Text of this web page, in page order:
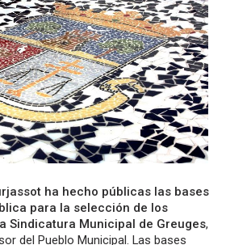
ha hecho públicas las bases
para la selección de los
Sindicatura Municipal de Greuges,
del Pueblo Municipal. Las bases